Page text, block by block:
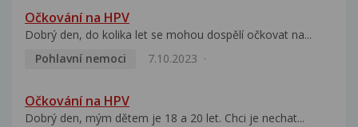
Očkování na HPV
Dobrý den, do kolika let se mohou dospělí očkovat na...
Pohlavní nemoci
7.10.2023
Očkování na HPV
Dobrý den, mým dětem je 18 a 20 let. Chci je nechat...